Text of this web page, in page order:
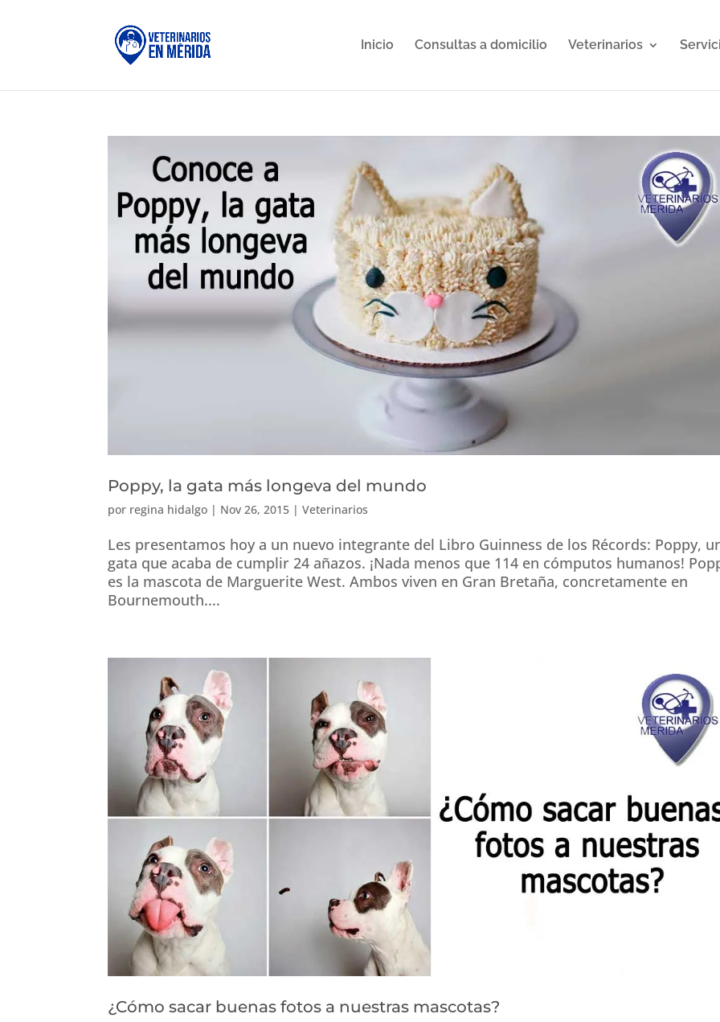
Inicio Consultas a domicilio Veterinarios
Poppy, la gata más longeva del mundo
por regina hidalgo | Nov 26, 2015 |Veterinarios
Les presentamos hoy a un nuevo integrante del Libro Guinness de los Récords: Poppy,
gata que acaba de cumplir 24 añazos. ¡Nada menos que 114 en cómputos humanos!
es la mascota de Marguerite West. Ambos viven en Gran Bretaña, concretamente en
Bournemouth....
¿Cómo sacar buenas fotos a nuestras mascotas?